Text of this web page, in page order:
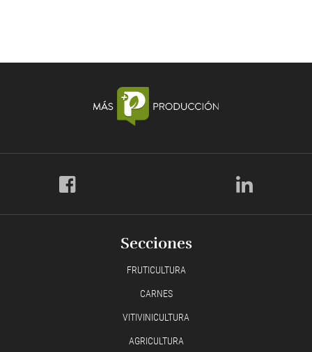
Secciones
FRUTICULTURA
CARNES
VITIVINICULTURA
AGRICULTURA